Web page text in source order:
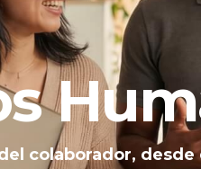
API
colaborador, desde